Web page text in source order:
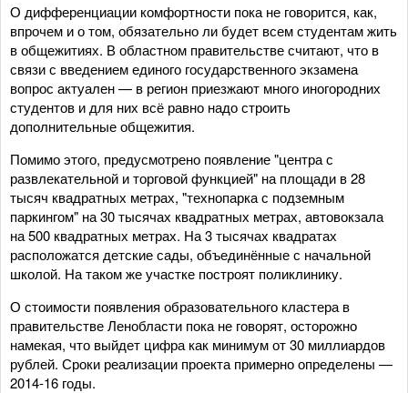
О дифференциации комфортности пока не говорится, как,
впрочем и о том, обязательно ли будет всем студентам жить
в общежитиях. В областном правительстве считают, что в
связи с введением единого государственного экзамена
вопрос актуален — в регион приезжают много иногородних
студентов и для них всё равно надо строить
дополнительные общежития.
Помимо этого, предусмотрено появление "центра с
развлекательной и торговой функцией" на площади в 28
тысяч квадратных метрах, "технопарка с подземным
паркингом" на 30 тысячах квадратных метрах, автовокзала
на 500 квадратных метрах. На 3 тысячах квадратах
расположатся детские сады, объединённые с начальной
школой. На таком же участке построят поликлинику.
О стоимости появления образовательного кластера в
правительстве Ленобласти пока не говорят, осторожно
намекая, что выйдет цифра как минимум от 30 миллиардов
рублей. Сроки реализации проекта примерно определены —
2014-16 годы.